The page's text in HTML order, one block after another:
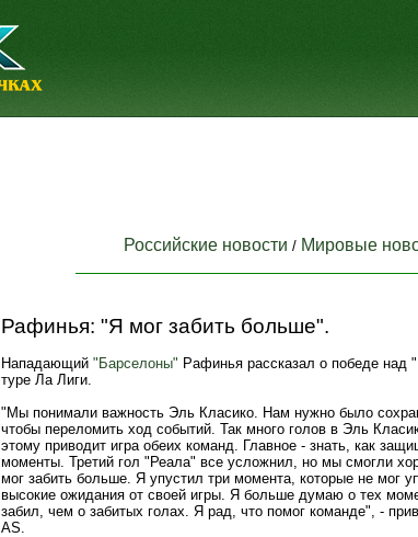
Российские новости / Мировые
Рафинья: "Я мог забить больше".
Нападающий "Барселоны" Рафинья рассказал о победе над
туре Ла Лиги.
"Мы понимали важность Эль Класико. Нам нужно было
чтобы переломить ход событий. Так много голов в Эль
этому приводит игра обеих команд. Главное - знать, как
моменты. Третий гол "Реала" все усложнил, но мы смогли
мог забить больше. Я упустил три момента, которые не мог
высокие ожидания от своей игры. Я больше думаю о тех
забил, чем о забитых голах. Я рад, что помог команде", -
AS.